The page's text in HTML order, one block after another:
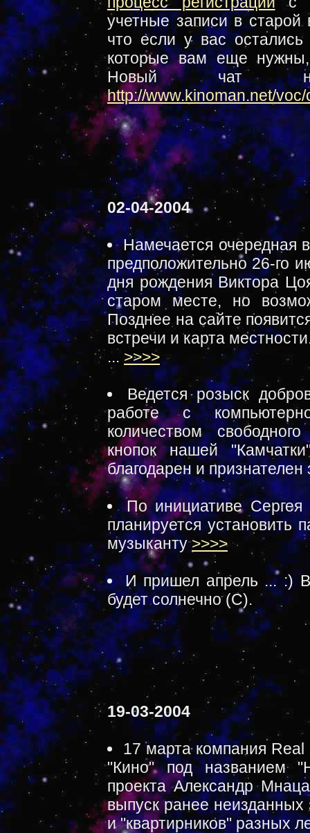
учетные записи в старой
что если у вас
которые вам еще
Новый чат
http://www.kinoman.net/voc/
02-04-2004
Намечается очередная
предположительно 26-го
дня рождения Виктора
старом месте, но
Позднее на сайте
встречи и карта
... >>>>
Ведется розыск
работе с
количеством
кнопок нашей
благодарен и
По инициативе
планируется установить
музыканту>>>>
И пришел апрель ... :)
будет солнечно (С).
19-03-2004
17 марта компания
"Кино" под названием
проекта Александр
выпуск ранее неизданных
и "квартирников" разных